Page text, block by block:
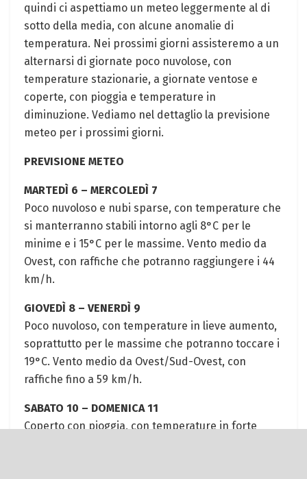
quindi ci aspettiamo un meteo leggermente al di
sotto della media, con alcune anomalie di
temperatura. Nei prossimi giorni assisteremo a un
alternarsi di giornate poco nuvolose, con
temperature stazionarie, a giornate ventose e
coperte, con pioggia e temperature in
diminuzione. Vediamo nel dettaglio la previsione
meteo per i prossimi giorni.
PREVISIONE METEO
MARTEDÌ 6 – MERCOLEDÌ 7
Poco nuvoloso e nubi sparse, con temperature che
si manterranno stabili intorno agli 8°C per le
minime e i 15°C per le massime. Vento medio da
Ovest, con raffiche che potranno raggiungere i 44
km/h.
GIOVEDÌ 8 – VENERDÌ 9
Poco nuvoloso, con temperature in lieve aumento,
soprattutto per le massime che potranno toccare i
19°C. Vento medio da Ovest/Sud-Ovest, con
raffiche fino a 59 km/h.
SABATO 10 – DOMENICA 11
Coperto con pioggia, con temperature in forte